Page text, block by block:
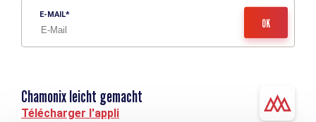
E-MAIL
Chamonix leicht gemacht
Télécharger l'appli